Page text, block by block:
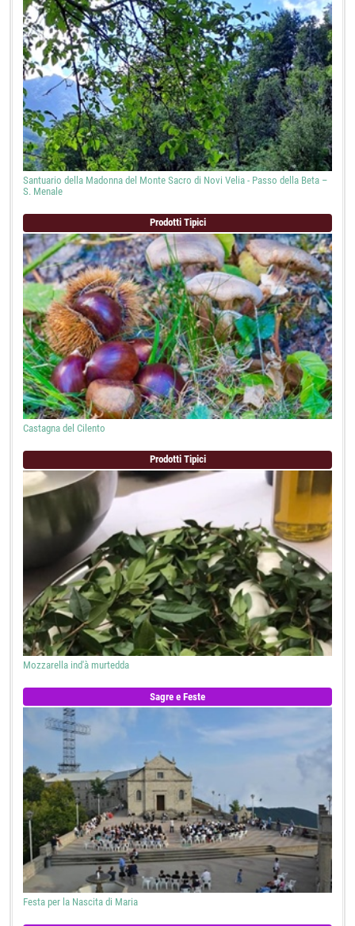
Santuario della Madonna del Monte Sacro di Novi Velia - Passo della Beta –
S. Menale
Prodotti Tipici
Castagna del Cilento
Prodotti Tipici
Mozzarella ind'à murtedda
Sagre e Feste
Festa per la Nascita di Maria